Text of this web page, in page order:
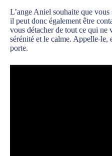
L’ange Aniel souhaite que
il peut donc également être
vous détacher de tout ce qui ne
sérénité et le calme. Appelle-le,
porte.